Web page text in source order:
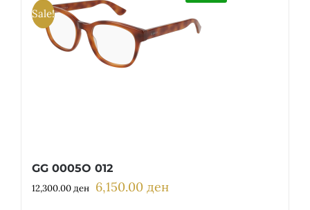
Sale!
GG 0005O 012
12,300.00ден Original
6,150.00 денCurrent